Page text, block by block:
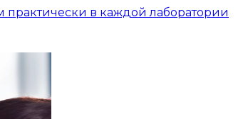
в каждой лаборатории